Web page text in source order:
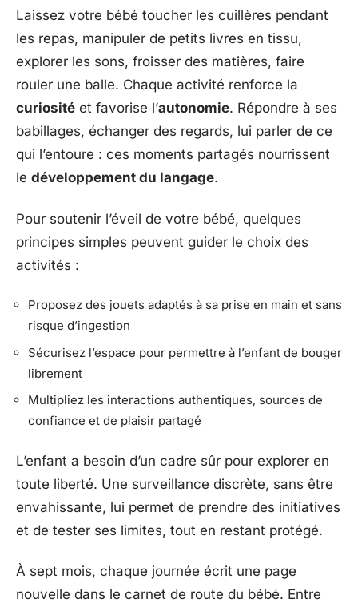
Laissez votre bébé toucher les cuillères pendant
les repas, manipuler de petits livres en tissu,
explorer les sons, froisser des matières, faire
rouler une balle. Chaque activité renforce la
curiosité et favorise l’autonomie. Répondre à ses
babillages, échanger des regards, lui parler de ce
qui l’entoure : ces moments partagés nourrissent
le développement du langage.
Pour soutenir l’éveil de votre bébé, quelques
principes simples peuvent guider le choix des
activités :
Proposez des jouets adaptés à sa prise en main et sans
risque d’ingestion
Sécurisez l’espace pour permettre à l’enfant de bouger
librement
Multipliez les interactions authentiques, sources de
confiance et de plaisir partagé
L’enfant a besoin d’un cadre sûr pour explorer en
toute liberté. Une surveillance discrète, sans être
envahissante, lui permet de prendre des initiatives
et de tester ses limites, tout en restant protégé.
À sept mois, chaque journée écrit une page
nouvelle dans le carnet de route du bébé. Entre